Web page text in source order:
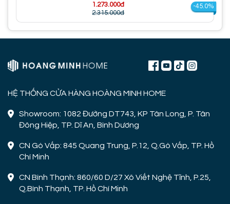
1.273.000đ
2.315.000đ
-45.0%
HỆ THỐNG CỬA HÀNG HOÀNG MINH HOME
Showroom: 1082 Đường DT743, KP Tân Long, P. Tân
Đông Hiệp, TP. Dĩ An, Bình Dương
CN Gò Vấp: 845 Quang Trung, P.12, Q.Gò Vấp, TP. Hồ
Chí Minh
CN Bình Thạnh: 860/60 D/27 Xô Viết Nghệ Tĩnh, P.25,
Q.Bình Thạnh, TP. Hồ Chí Minh